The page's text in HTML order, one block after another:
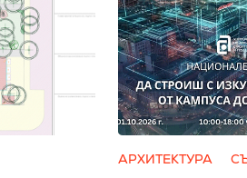
АРХИТЕКТУРА